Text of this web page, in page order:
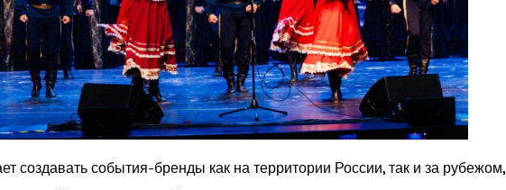
создавать события-бренды как на территории России, так и за рубежом,